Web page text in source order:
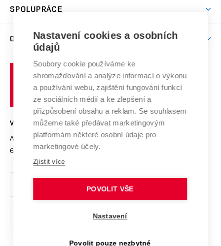
Celoživotní vzdělávání
E-přihláška
Harmonogram akademického roku
Závěrečné práce
Doktorské studium
Zpracování osobních údajů studentů
Sociální bezpečí
Studium bez bariér
Podpora podnikání
Mezinárodní vědecká rada
Systém zajišťování kvality výzkumu
Výzkumné infrastruktury
Transfer znalostí
Open Science
Projekty
Projekty ze strukturálních fondů
Specifický výzkum
SPOLUPRÁCE
Firemní spolupráce
Zahraniční spolupráce
Spolupráce se školami
Mezinárodní dohody
Univerzitní sítě
O UNIVERZITĚ
Profil univerzity
Udržitelná univerzita
Podnikavá univerzita / ContriBUTe
Bezpečná univerzita
Vyznamenání
Organizační struktura
Ochrana osobních údajů
odkaz)
učení
technické
Brně
VYSOKÉ UČENÍ TECHNICKÉ V BRNĚ
Antonínská 548/1
602 00 Brno
www.vut.cz
vut@vutbr.cz
Nastavení cookies a osobních
údajů
Soubory cookie používáme ke
shromažďování a analýze informací o výkonu
a používání webu, zajištění fungování funkcí
ze sociálních médií a ke zlepšení a
přizpůsobení obsahu a reklam. Se souhlasem
můžeme také předávat marketingovým
platformám některé osobní údaje pro
marketingové účely.
Zjistit více
POVOLIT VŠE
Nastavení
Povolit pouze nezbytné